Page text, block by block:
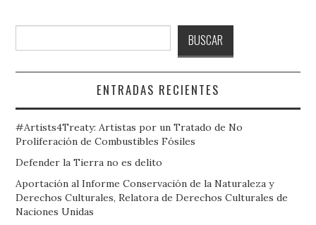
BUSCAR
ENTRADAS RECIENTES
#Artists4Treaty: Artistas por un Tratado de No
Proliferación de Combustibles Fósiles
Defender la Tierra no es delito
Aportación al Informe Conservación de la Naturaleza y
Derechos Culturales, Relatora de Derechos Culturales de
Naciones Unidas